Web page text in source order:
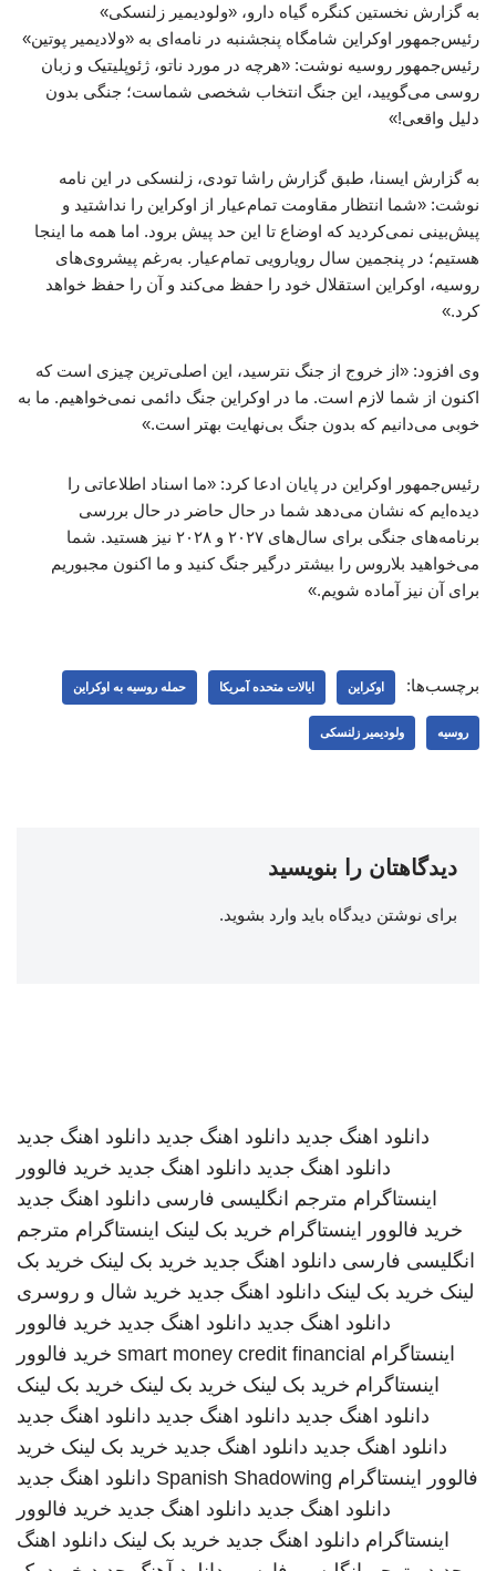
به گزارش نخستین کنگره گیاه دارو، «ولودیمیر زلنسکی»
رئیس‌جمهور اوکراین شامگاه پنجشنبه در نامه‌ای به «ولادیمیر پوتین»
رئیس‌جمهور روسیه نوشت: «هرچه در مورد ناتو، ژئوپلیتیک و زبان
روسی می‌گویید، این جنگ انتخاب شخصی شماست؛ جنگی بدون
دلیل واقعی!»
به گزارش ایسنا، طبق گزارش راشا تودی، زلنسکی در این نامه
نوشت: «شما انتظار مقاومت تمام‌عیار از اوکراین را نداشتید و
پیش‌بینی نمی‌کردید که اوضاع تا این حد پیش برود. اما همه ما اینجا
هستیم؛ در پنجمین سال رویارویی تمام‌عیار. به‌رغم پیشروی‌های
روسیه، اوکراین استقلال خود را حفظ می‌کند و آن را حفظ خواهد
کرد.»
وی افزود: «از خروج از جنگ نترسید، این اصلی‌ترین چیزی است که
اکنون از شما لازم است. ما در اوکراین جنگ دائمی نمی‌خواهیم. ما به
خوبی می‌دانیم که بدون جنگ بی‌نهایت بهتر است.»
رئیس‌جمهور اوکراین در پایان ادعا کرد: «ما اسناد اطلاعاتی را
دیده‌ایم که نشان می‌دهد شما در حال حاضر در حال بررسی
برنامه‌های جنگی برای سال‌های ۲۰۲۷ و ۲۰۲۸ نیز هستید. شما
می‌خواهید بلاروس را بیشتر درگیر جنگ کنید و ما اکنون مجبوریم
برای آن نیز آماده شویم.»
برچسب‌ها: اوکراین ایالات متحده آمریکا حمله روسیه به اوکراین
روسیه ولودیمیر زلنسکی
دیدگاهتان را بنویسید
برای نوشتن دیدگاه باید وارد بشوید.
دانلود اهنگ جدید دانلود اهنگ جدید دانلود اهنگ جدید
دانلود اهنگ جدید دانلود اهنگ جدید خرید فالوور
اینستاگرام مترجم انگلیسی فارسی دانلود اهنگ جدید
خرید فالوور اینستاگرام خرید بک لینک اینستاگرام مترجم
انگلیسی فارسی دانلود اهنگ جدید خرید بک لینک خرید بک
لینک خرید بک لینک دانلود اهنگ جدید خرید شال و روسری
دانلود اهنگ جدید دانلود اهنگ جدید خرید فالوور
اینستاگرام smart money credit financial خرید فالوور
اینستاگرام خرید بک لینک خرید بک لینک خرید بک لینک
دانلود اهنگ جدید دانلود اهنگ جدید دانلود اهنگ جدید
دانلود اهنگ جدید دانلود اهنگ جدید خرید بک لینک خرید
فالوور اینستاگرام Spanish Shadowing دانلود اهنگ جدید
دانلود اهنگ جدید دانلود اهنگ جدید خرید فالوور
اینستاگرام دانلود اهنگ جدید خرید بک لینک دانلود اهنگ